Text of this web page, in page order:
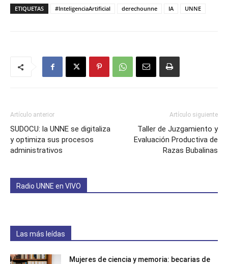
ETIQUETAS #InteligenciaArtificial derechounne IA UNNE
Artículo anterior
SUDOCU: la UNNE se digitaliza
y optimiza sus procesos
administrativos
Artículo siguiente
Taller de Juzgamiento y
Evaluación Productiva de
Razas Bubalinas
Radio UNNE en VIVO
Las más leídas
Mujeres de ciencia y memoria: becarias de